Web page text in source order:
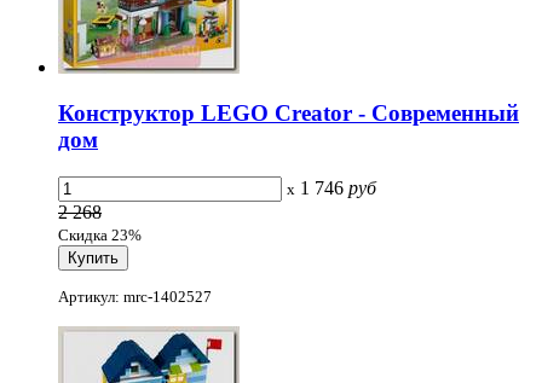
Конструктор LEGO Creator - Современный
дом
x 1 746 руб
2 268
Скидка 23%
Артикул: mrc-1402527